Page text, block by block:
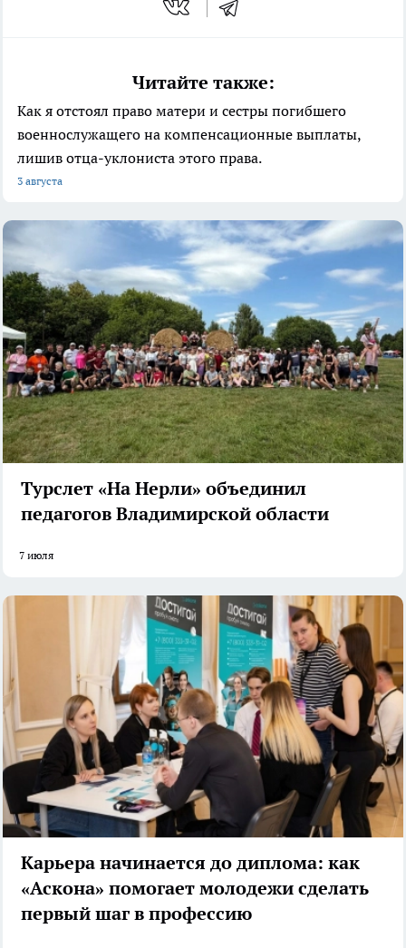
Читайте также:
Как я отстоял право матери и сестры погибшего
военнослужащего на компенсационные выплаты,
лишив отца-уклониста этого права.
3 августа
Турслет «На Нерли» объединил
педагогов Владимирской области
7 июля
Карьера начинается до диплома: как
«Аскона» помогает молодежи сделать
первый шаг в профессию